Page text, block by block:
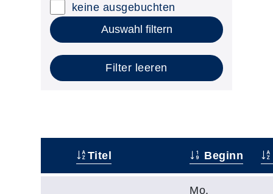
keine ausgebuchten
Auswahl filtern
Filter leeren
Titel Beginn
Mo.